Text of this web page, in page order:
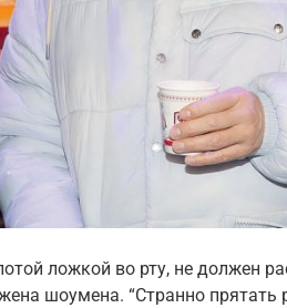
ложкой во рту, не должен
шоумена. “Странно прятать